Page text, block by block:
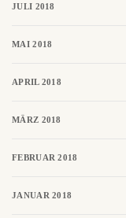
JULI 2018
MAI 2018
APRIL 2018
MÄRZ 2018
FEBRUAR 2018
JANUAR 2018